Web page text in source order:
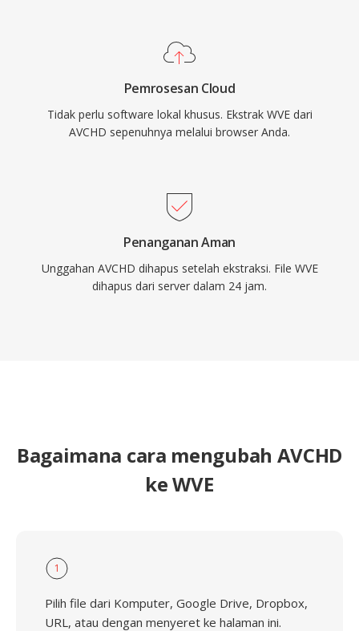
Pemrosesan Cloud
Tidak perlu software lokal khusus. Ekstrak WVE dari
AVCHD sepenuhnya melalui browser Anda.
Penanganan Aman
Unggahan AVCHD dihapus setelah ekstraksi. File WVE
dihapus dari server dalam 24 jam.
Bagaimana cara mengubah AVCHD
ke WVE
1
Pilih file dari Komputer, Google Drive, Dropbox,
URL, atau dengan menyeret ke halaman ini.